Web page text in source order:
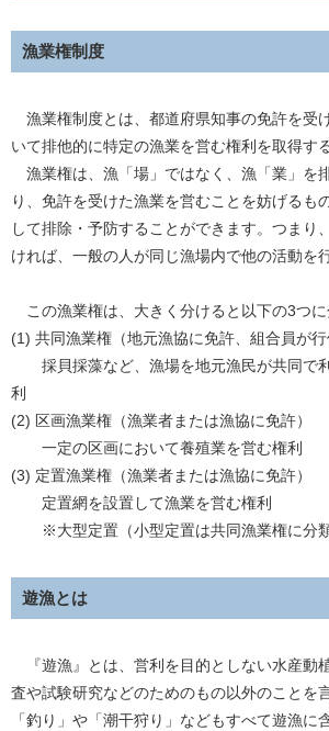
漁業権制度
漁業権制度とは、都道府県知事の免許を受
いて排他的に特定の漁業を営む権利を取得す
漁業権は、漁「場」ではなく、漁「業」を
り、免許を受けた漁業を営むことを妨げるも
して排除・予防することができます。つまり
ければ、一般の人が同じ漁場内で他の活動を
この漁業権は、大きく分けると以下の3つに
(1) 共同漁業権（地元漁協に免許、組合員が行
採貝採藻など、漁場を地元漁民が共同で
利
(2) 区画漁業権（漁業者または漁協に免許）
一定の区画において養殖業を営む権利
(3) 定置漁業権（漁業者または漁協に免許）
定置網を設置して漁業を営む権利
※大型定置（小型定置は共同漁業権に分類
遊漁とは
『遊漁』とは、営利を目的としない水産動
査や試験研究などのためのもの以外のことを
「釣り」や「潮干狩り」などもすべて遊漁に